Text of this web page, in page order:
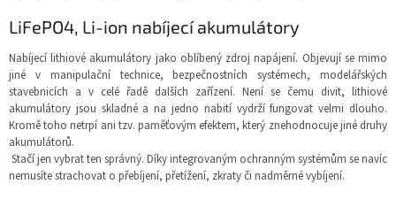
LiFePO4, Li-ion nabíjecí akumulátory
Nabíjecí lithiové akumulátory jako oblíbený zdroj napájení. Objevují se mimo
jiné v manipulační technice, bezpečnostních systémech, modelářských
stavebnicích a v celé řadě dalších zařízení. Není se čemu divit, lithiové
akumulátory jsou skladné a na jedno nabití vydrží fungovat velmi dlouho.
Kromě toho netrpí ani tzv. paměťovým efektem, který znehodnocuje jiné druhy
akumulátorů.
Stačí jen vybrat ten správný. Díky integrovaným ochranným systémům se navíc
nemusíte strachovat o přebíjení, přetížení, zkraty či nadměrné vybíjení.